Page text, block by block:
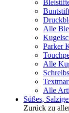
Alle
Parker
Alle
Alle
Süßes,
Zurück zu